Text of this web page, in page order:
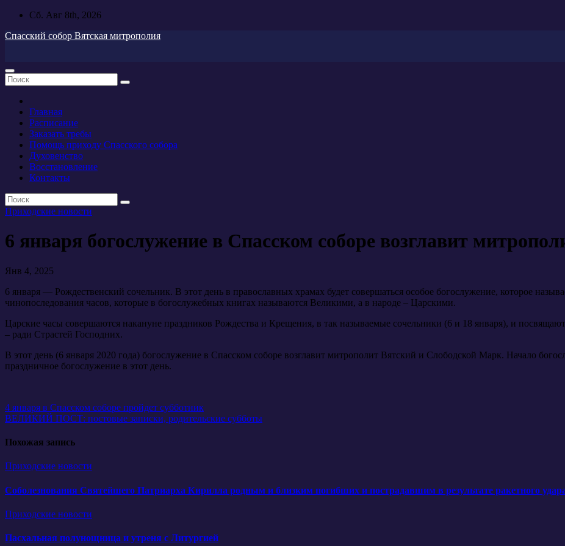
Перейти
содержимому
Сб. Авг 8th, 2026
Спасский собор Вятская митрополия
Главная
Расписание
Заказать требы
Помощь приходу Спасского собора
Духовенство
Восстановление
Контакты
Приходские новости
6 января богослужение в Спасском соборе возглавит
Янв 4, 2025
6 января — Рождественский сочельник. В этот день в православных храмах будет совершаться особое богослужение, которое
чинопоследования часов, которые в богослужебных книгах называются Великими, а в народе – Царскими.
Царские часы совершаются накануне праздников Рождества и Крещения, в так называемые сочельники (6 и 18 января), и
– ради Страстей Господних.
В этот день (6 января 2020 года) богослужение в Спасском соборе возглавит митрополит Вятский и Слободской Марк. Начало
праздничное богослужение в этот день.
Навигация
по
записям
4 января в Спасском соборе пройдет субботник
ВЕЛИКИЙ ПОСТ: постовые записки, родительские субботы
Похожая запись
Приходские новости
Соболезнования Святейшего Патриарха Кирилла родным и близким погибших и пострадавшим в результате ракетного
Приходские новости
Пасхальная полунощница и утреня с Литургией